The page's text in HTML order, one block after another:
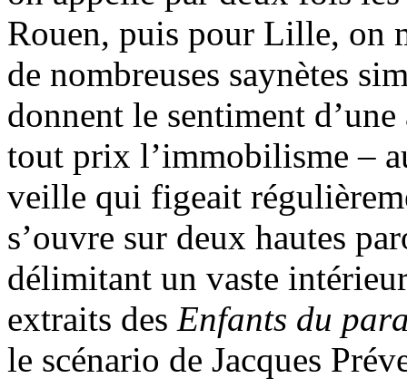
Rouen, puis pour Lille, on
de nombreuses saynètes
donnent le sentiment
tout prix l’immobilisme –
veille qui figeait
s’ouvre sur deux hautes
délimitant un vaste
extraits des Enfants du
le scénario de Jacques